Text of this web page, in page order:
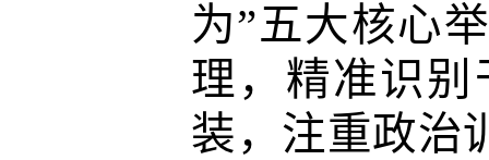
为”五大核心
理 ，精准识
装 ，注重政治